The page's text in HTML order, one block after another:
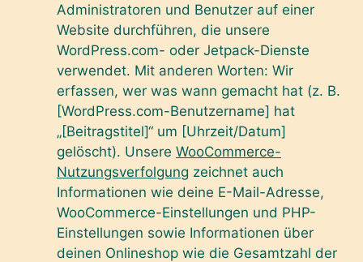
Administratoren und Benutzer auf einer
Website durchführen, die unsere
WordPress.com- oder Jetpack-Dienste
verwendet. Mit anderen Worten: Wir
erfassen, wer was wann gemacht hat (z. B.
[WordPress.com-Benutzername] hat
„[Beitragstitel]“ um [Uhrzeit/Datum]
gelöscht). Unsere WooCommerce-
Nutzungsverfolgung zeichnet auch
Informationen wie deine E-Mail-Adresse,
WooCommerce-Einstellungen und PHP-
Einstellungen sowie Informationen über
deinen Onlineshop wie die Gesamtzahl der